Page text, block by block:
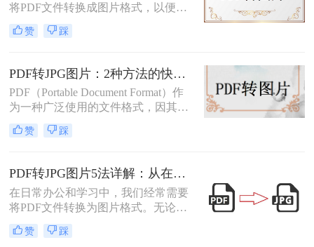
将PDF文件转换成图片格式，以便于
分享、打印或进行其他编辑操作。那
么pdf转成图片怎么转呢？本文将介绍
赞 踩
PDF转JPG图片：2种方法的快捷操作和格式选择要点！
PDF（Portable Document Format）作
为一种广泛使用的文件格式，因其跨
平台、不易被篡改的特性而备受青
睐。然而，在某些情况下，我们可能
便于在更多设备上查看、分享或进行
编辑。那么怎么将pdf转换成jpg图片
呢？本文将介绍两种将PDF转换成
JPG图片的方法，包括使用专业软件
和在线转换工具，帮助大家轻松应对
这一需求。
赞 踩
PDF转JPG图片5法详解：从在线工具到桌面端全路径对比！
在日常办公和学习中，我们经常需要
将PDF文件转换为图片格式。无论是
为了方便分享、嵌入演示文稿，还是
为了保护文档内容不被随意编辑，掌
赞 踩